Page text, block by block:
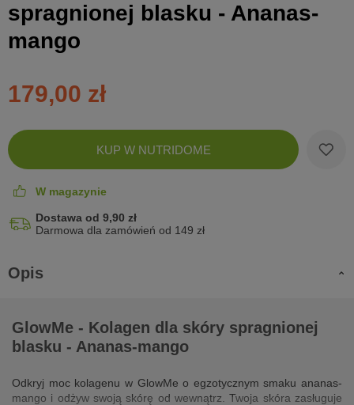
spragnionej blasku - Ananas-
mango
179,00 zł
Zobacz
koszyk
KUP W NUTRIDOME
W magazynie
Dostawa od 9,90 zł
Darmowa dla zamówień od 149 zł
Opis
GlowMe - Kolagen dla skóry spragnionej
blasku - Ananas-mango
Odkryj moc kolagenu w GlowMe o egzotycznym smaku ananas-
mango i odżyw swoją skórę od wewnątrz. Twoja skóra zasługuje